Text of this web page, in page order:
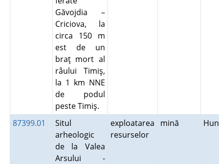
Găvojdia –
Criciova, la
circa 150 m
est de un
braţ mort al
râului Timiş,
la 1 km NNE
de podul
peste Timiş.
87399.01
Situl
arheologic
de la Valea
Arsului -
exploatarea
resurselor
mină